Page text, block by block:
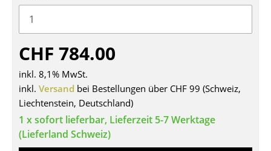
Esstische
Beistelltische
Couchtische
Schreibtische
Sekretäre & PC-Tische
Konferenztische
CHF 784.00
inkl. 8,1% MwSt.
inkl. Versand bei Bestellungen über CHF 99 (Schweiz,
Liechtenstein, Deutschland)
1 x sofort lieferbar, Lieferzeit 5-7 Werktage
(Lieferland Schweiz)